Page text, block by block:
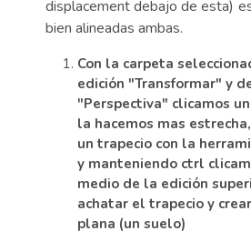
displacement debajo de esta)
bien alineadas ambas.
Con la carpeta
edición "Transformar" y
"Perspectiva" clicamos
la hacemos mas
un trapecio con la
y manteniendo ctrl
medio de la edición
achatar el trapecio y
plana (un suelo)